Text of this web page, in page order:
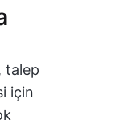
talep
için